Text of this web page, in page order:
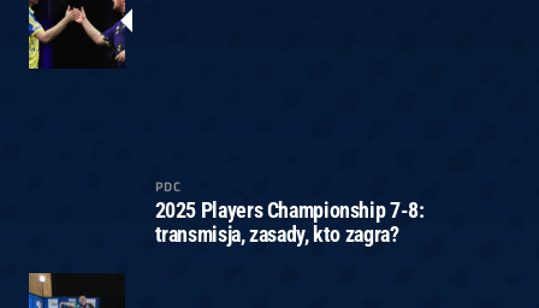
PDC
2025 Players Championship 7-8:
transmisja, zasady, kto zagra?